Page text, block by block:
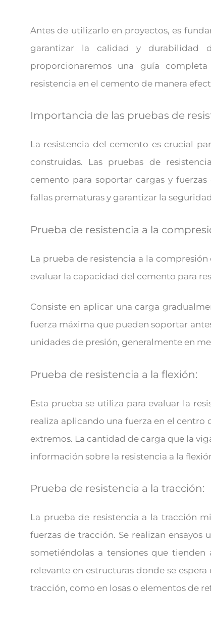
Antes de utilizarlo en proyectos, es
garantizar la calidad y durabilidad
proporcionaremos una guía
resistencia en el cemento de manera
Importancia de las pruebas de
La resistencia del cemento es crucial
construidas. Las pruebas de
cemento para soportar cargas y fuerzas
fallas prematuras y garantizar la
Prueba de resistencia a la
La prueba de resistencia a la
evaluar la capacidad del cemento para
Consiste en aplicar una carga
fuerza máxima que pueden soportar
unidades de presión, generalmente en
Prueba de resistencia a la flexión:
Esta prueba se utiliza para evaluar la
realiza aplicando una fuerza en el
extremos. La cantidad de carga que la
información sobre la resistencia a la
Prueba de resistencia a la tracción:
La prueba de resistencia a la tracción
fuerzas de tracción. Se realizan
sometiéndolas a tensiones que tienden
relevante en estructuras donde se
tracción, como en losas o elementos de